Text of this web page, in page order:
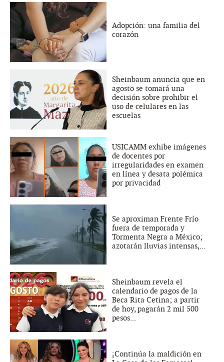
Adopción: una familia del
corazón
Sheinbaum anuncia que en
agosto se tomará una
decisión sobre prohibir el
uso de celulares en las
escuelas
USICAMM exhibe imágenes
de docentes por
irregularidades en examen
en línea y desata polémica
por privacidad
Se aproximan Frente Frío
fuera de temporada y
Tormenta Negra a México;
azotarán lluvias intensas,...
Sheinbaum revela el
calendario de pagos de la
Beca Rita Cetina; a partir
de hoy, pagarán 2 mil 500
pesos...
¡Continúa la maldición en